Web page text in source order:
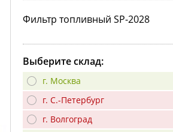
Фильтр топливный SP-2028
Выберите склад:
г. Москва
г. С.-Петербург
г. Волгоград